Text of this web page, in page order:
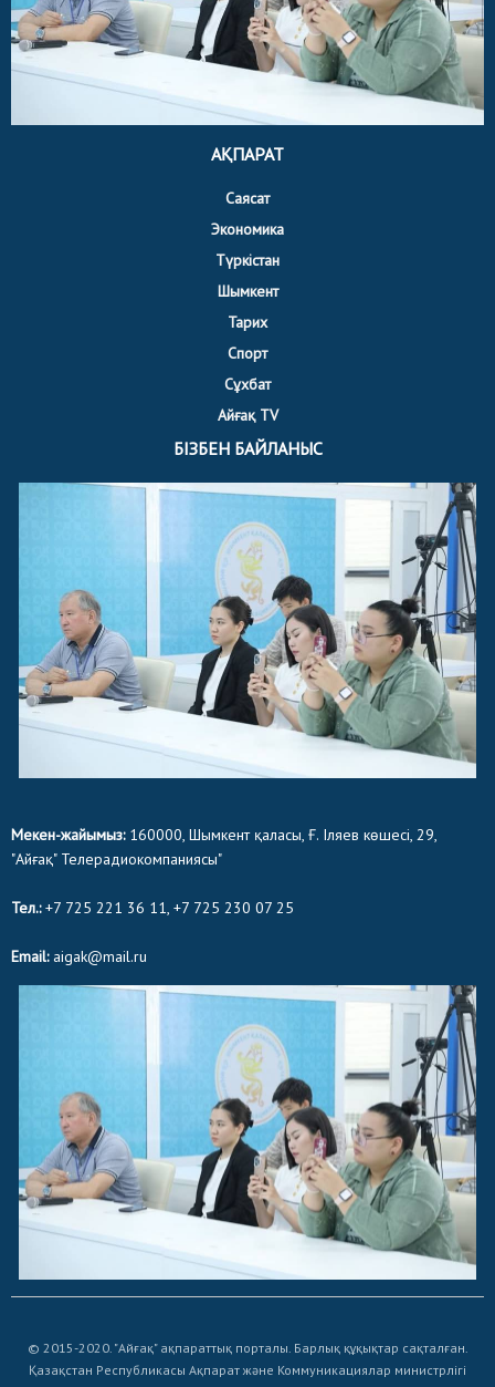
АҚПАРАТ
Саясат
Экономика
Түркістан
Шымкент
Тарих
Спорт
Сұхбат
Айғақ TV
БІЗБЕН БАЙЛАНЫС
Мекен-жайымыз:160000, Шымкент қаласы, Ғ. Іляев көшесі, 29,
"Айғақ" Телерадиокомпаниясы"
Тел.:+7 725 221 36 11, +7 725 230 07 25
Email:aigak@mail.ru
© 2015-2020. "Айғақ" ақпараттық порталы. Барлық құқықтар сақталған.
Қазақстан Республикасы Ақпарат және Коммуникациялар министрлігі